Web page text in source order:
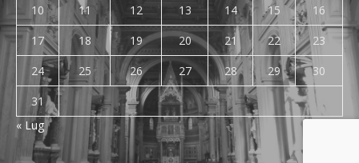
10
11 12 13 14 15
16
17
18 19 20 21 22
23
24
25 26 27 28 29
30
31
« Lug